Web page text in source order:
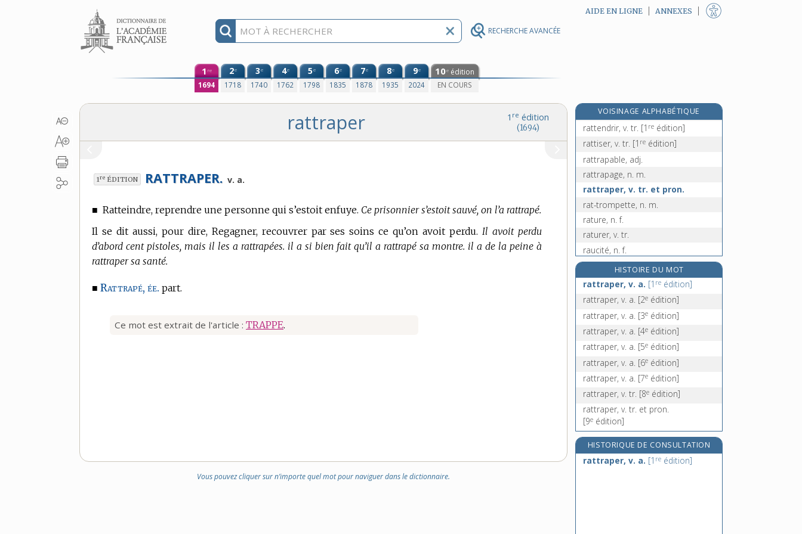
RECHERCHE AVANCÉE
Aller au contenu AIDE EN LIGNE ANNEXES
1 re
1694
2e
1718
3e
1740
4e
1762
5e
1798
6e
1835
7e
1878
8e
1935
9e
2024
10e édition
EN COURS
1 re édition
(1694)
rattraper
1re ÉDITION RATTRAPER. v. a.
■ Ratteindre, reprendre une personne qui s’estoit enfuye. Ce prisonnier s’estoit sauvé, on l’a rattrapé.
Il se dit aussi, pour dire, Regagner, recouvrer par ses soins ce qu’on avoit perdu. Il avoit perdu
d’abord cent pistoles, mais il les a rattrapées. il a si bien fait qu’il a rattrapé sa montre. il a de la peine à
rattraper sa santé.
■ Rattrapé, ée. part.
Ce mot est extrait de l'article : TRAPPE.
Vous pouvez cliquer sur n’importe quel mot pour naviguer dans le dictionnaire.
VOISINAGE ALPHABÉTIQUE
ratteindre, v. tr. [7eédition]
rattendrir, v. tr. [1 re édition]
rattiser, v. tr. [1 re édition]
rattrapable, adj.
rattrapage, n. m.
rattraper, v. tr. et pron.
rat-trompette, n. m.
rature, n. f.
raturer, v. tr.
raucité, n. f.
rauque, adj.
rauquement, n. m.
rauquer, v. intr.
rauwolfia, n. m.
HISTOIRE DU MOT
rattraper, v. a. [1 re édition]
rattraper, v. a. [2e édition]
rattraper, v. a. [3e édition]
rattraper, v. a. [4e édition]
rattraper, v. a. [5e édition]
rattraper, v. a. [6e édition]
rattraper, v. a. [7e édition]
rattraper, v. tr. [8e édition]
rattraper, v. tr. et pron.
[9e édition]
HISTORIQUE DE CONSULTATION
rattraper, v. a. [1 re édition]